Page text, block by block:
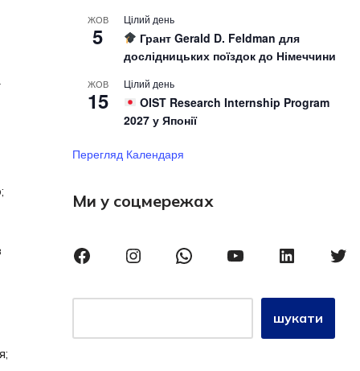
ЖОВ
5
Цілий день
Грант Gerald D. Feldman для
дослідницьких поїздок до Німеччини
ЖОВ
15
Цілий день
OIST Research Internship Program
2027 у Японії
Перегляд Календаря
Ми у соцмережах
шукати